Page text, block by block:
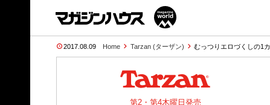
2017.08.09 Home Tarzan (ターザン) むっつりエロづくしの1
第2・第4木曜日発売